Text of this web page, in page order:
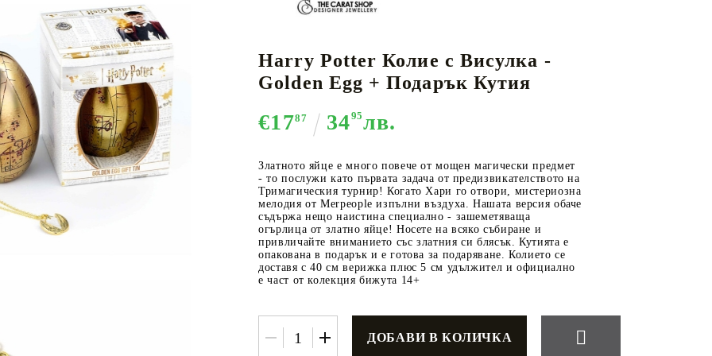
CARD GAME
RIFTBOUND: LEAGUE OF LEGENDS
АКСЕСОАРИ ЗА КАРТОВИ
ИГРИ
НАСИПНИ КАРТИ GUNDAM CARD GAME
К-ПОП ДРУГИ
Harry Potter Колие с Висулка -
Golden Egg + Подарък Кутия
€1787 3495лв.
Златното яйце е много повече от мощен магически предмет
- то послужи като първата задача от предизвикателството на
Тримагическия турнир! Когато Хари го отвори, мистериозна
мелодия от Merpeople изпълни въздуха. Нашата версия обаче
съдържа нещо наистина специално - зашеметяваща
огърлица от златно яйце! Носете на всяко събиране и
привличайте вниманието със златния си блясък. Кутията е
опакована в подарък и е готова за подаряване. Колието се
доставя с 40 см верижка плюс 5 см удължител и официално
е част от колекция бижута 14+